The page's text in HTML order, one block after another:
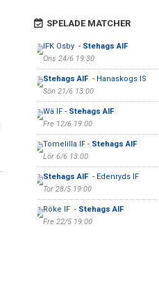
SPELADE MATCHER
IFK Osby - Stehags AIF
Ons 24/6 19:30
Stehags AIF - Hanaskogs IS
Sön 21/6 13:00
Wä IF - Stehags AIF
Fre 12/6 19:00
Tomelilla IF - Stehags AIF
Lör 6/6 13:00
Stehags AIF - Edenryds IF
Tor 28/5 19:00
Röke IF - Stehags AIF
Fre 22/5 19:00